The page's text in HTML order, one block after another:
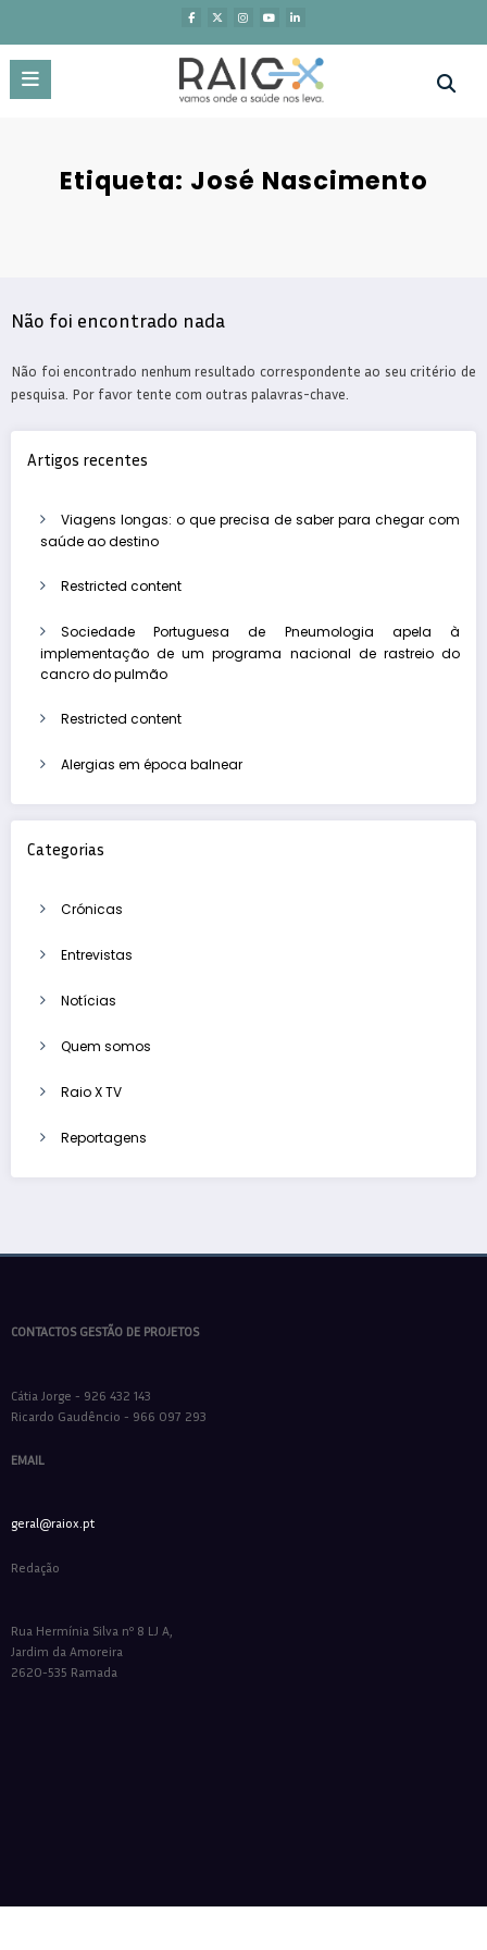
o
conteúdo
Etiqueta: José Nascimento
Não foi encontrado nada
Não foi encontrado nenhum resultado correspondente ao seu critério de
pesquisa. Por favor tente com outras palavras-chave.
Artigos recentes
Viagens longas: o que precisa de saber para chegar com
saúde ao destino
Restricted content
Sociedade Portuguesa de Pneumologia apela à
implementação de um programa nacional de rastreio do
cancro do pulmão
Restricted content
Alergias em época balnear
Categorias
Crónicas
Entrevistas
Notícias
Quem somos
Raio X TV
Reportagens
CONTACTOS GESTÃO DE PROJETOS
Cátia Jorge - 926 432 143
Ricardo Gaudêncio - 966 097 293
EMAIL
geral@raiox.pt
Redação
Rua Hermínia Silva nº 8 LJ A,
Jardim da Amoreira
2620-535 Ramada